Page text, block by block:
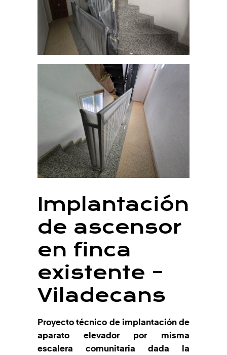
Implantación
de ascensor
en finca
existente –
Viladecans
Proyecto técnico de implantación de
aparato elevador por misma
escalera comunitaria dada la